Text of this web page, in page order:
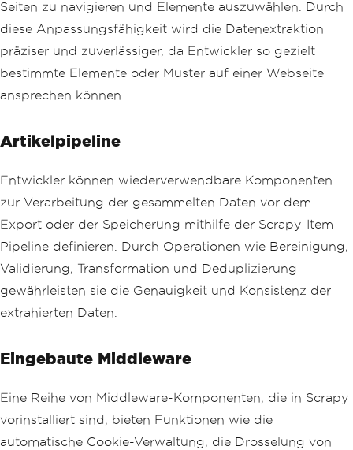
Seiten zu navigieren und Elemente auszuwählen. Durch
diese Anpassungsfähigkeit wird die Datenextraktion
präziser und zuverlässiger, da Entwickler so gezielt
bestimmte Elemente oder Muster auf einer Webseite
ansprechen können.
Artikelpipeline
Entwickler können wiederverwendbare Komponenten
zur Verarbeitung der gesammelten Daten vor dem
Export oder der Speicherung mithilfe der Scrapy-Item-
Pipeline definieren. Durch Operationen wie Bereinigung,
Validierung, Transformation und Deduplizierung
gewährleisten sie die Genauigkeit und Konsistenz der
extrahierten Daten.
Eingebaute Middleware
Eine Reihe von Middleware-Komponenten, die in Scrapy
vorinstalliert sind, bieten Funktionen wie die
automatische Cookie-Verwaltung, die Drosselung von